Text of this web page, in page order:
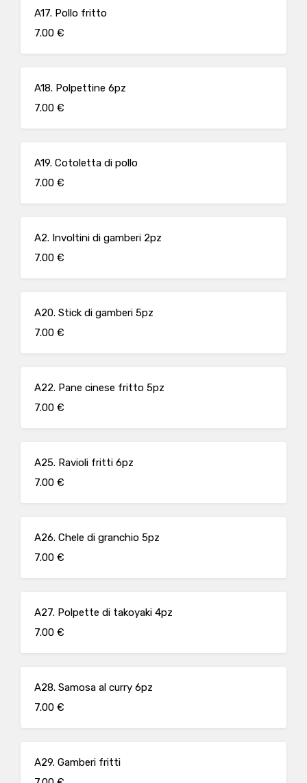
A17. Pollo fritto
7.00 €
A18. Polpettine 6pz
7.00 €
A19. Cotoletta di pollo
7.00 €
A2. Involtini di gamberi 2pz
7.00 €
A20. Stick di gamberi 5pz
7.00 €
A22. Pane cinese fritto 5pz
7.00 €
A25. Ravioli fritti 6pz
7.00 €
A26. Chele di granchio 5pz
7.00 €
A27. Polpette di takoyaki 4pz
7.00 €
A28. Samosa al curry 6pz
7.00 €
A29. Gamberi fritti